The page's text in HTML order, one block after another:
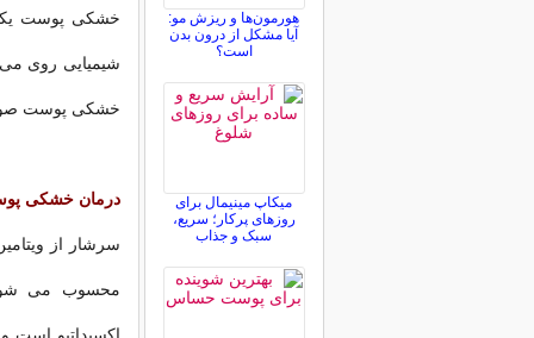
خشکی پوست یکی
شیمیایی روی می
خشکی پوست
درمان خشکی
هورمون‌ها و ریزش مو:
آیا مشکل از درون بدن
است؟
میکاپ مینیمال برای
روزهای پرکار؛ سریع،
سبک و جذاب